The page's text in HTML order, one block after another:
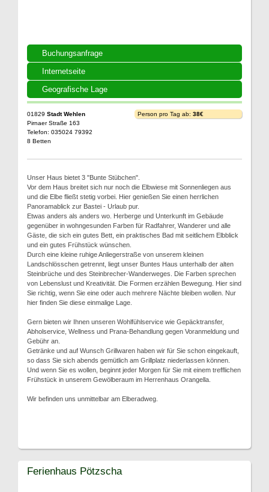
Buchungsanfrage
Internetseite
Geografische Lage
01829 Stadt Wehlen
Pirnaer Straße 163
Telefon: 035024 79392
8 Betten
Person pro Tag ab: 38€
Unser Haus bietet 3 "Bunte Stübchen".
Vor dem Haus breitet sich nur noch die Elbwiese mit Sonnenliegen aus
und die Elbe fließt stetig vorbei. Hier genießen Sie einen herrlichen
Panoramablick zur Bastei - Urlaub pur.
Etwas anders als anders wo. Herberge und Unterkunft im Gebäude
gegenüber in wohngesunden Farben für Radfahrer, Wanderer und alle
Gäste, die sich ein gutes Bett, ein praktisches Bad mit seitlichem Elbblick
und ein gutes Frühstück wünschen.
Durch eine kleine ruhige Anliegerstraße von unserem kleinen
Landschlösschen getrennt, liegt unser Buntes Haus unterhalb der alten
Steinbrüche und des Steinbrecher-Wanderweges. Die Farben sprechen
von Lebenslust und Kreativität. Die Formen erzählen Bewegung. Hier sind
Sie richtig, wenn Sie eine oder auch mehrere Nächte bleiben wollen. Nur
hier finden Sie diese einmalige Lage.
Gern bieten wir Ihnen unseren Wohlfühlservice wie Gepäcktransfer,
Abholservice, Wellness und Prana-Behandlung gegen Voranmeldung und
Gebühr an.
Getränke und auf Wunsch Grillwaren haben wir für Sie schon eingekauft,
so dass Sie sich abends gemütlich am Grillplatz niederlassen können.
Und wenn Sie es wollen, beginnt jeder Morgen für Sie mit einem trefflichen
Frühstück in unserem Gewölberaum im Herrenhaus Orangella.
Wir befinden uns unmittelbar am Elberadweg.
Ferienhaus Pötzscha